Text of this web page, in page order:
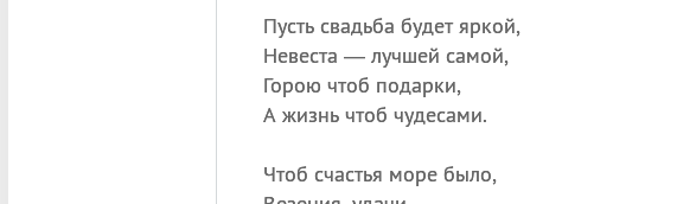
Пусть свадьба будет яркой,
Невеста — лучшей самой,
Горою чтоб подарки,
А жизнь чтоб чудесами.
Чтоб счастья море было,